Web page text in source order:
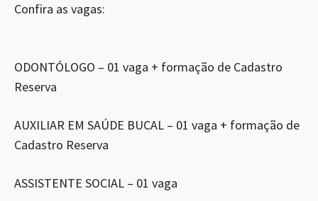
Confira as vagas:
ODONTÓLOGO – 01 vaga + formação de Cadastro
Reserva
AUXILIAR EM SAÚDE BUCAL – 01 vaga + formação de
Cadastro Reserva
ASSISTENTE SOCIAL – 01 vaga